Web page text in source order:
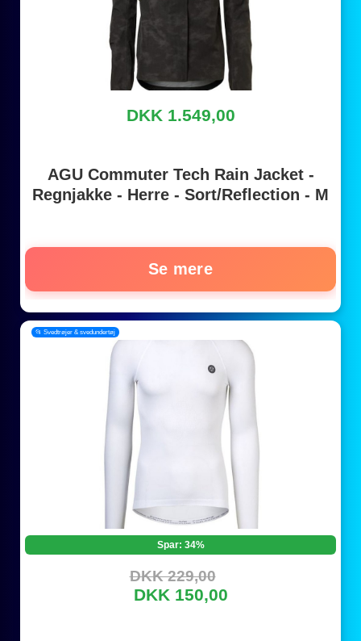
DKK 1.549,00
AGU Commuter Tech Rain Jacket -
Regnjakke - Herre - Sort/Reflection - M
Se mere
📂 Svedtrøjer & svedundertøj
Spar: 34%
DKK 229,00
DKK 150,00